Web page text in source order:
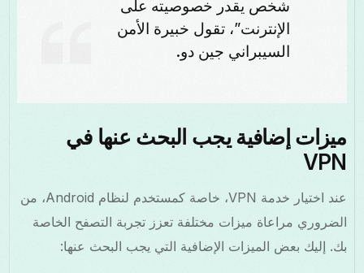
شخص يقدر خصوصيته على
الإنترنت”، تقول خبيرة الأمن
السيبراني جين دو.
ميزات إضافية يجب البحث عنها في
VPN
عند اختيار خدمة VPN، خاصة كمستخدم لنظام Android، من
الضروري مراعاة ميزات مختلفة تعزز تجربة التصفح الخاصة
بك. إليك بعض الميزات الإضافية التي يجب البحث عنها: